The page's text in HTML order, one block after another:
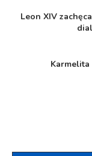
Leon XIV